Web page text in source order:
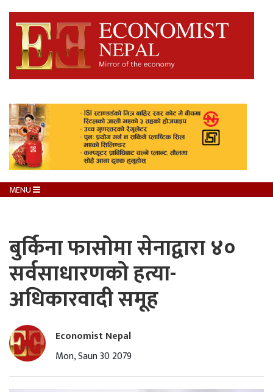
MENU
बुर्किना फासोमा सेनाद्वारा ४०
सर्वसाधारणको हत्या-
अधिकारवादी समूह
Economist Nepal
Mon, Saun 30 2079